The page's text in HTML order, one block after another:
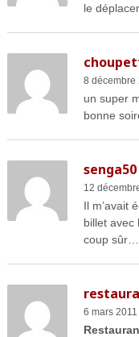
le
8 décembre
un super
bonne
senga50
12
Il m’avait
billet avec
coup sûr…
6 mars 2011